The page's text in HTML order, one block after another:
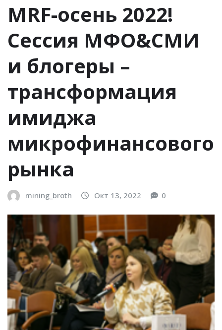
MRF-осень 2022!
Сессия МФО&СМИ
и блогеры –
трансформация
имиджа
микрофинансового
рынка
mining_broth Окт 13, 2022 0